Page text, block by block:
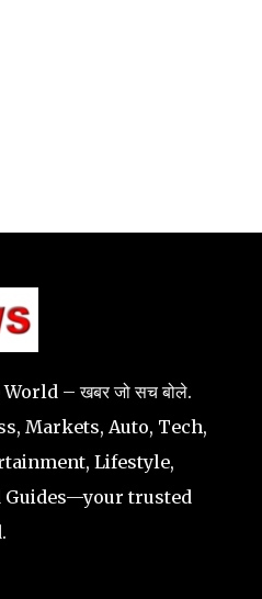
– खबर जो सच बोले.
Markets, Auto, Tech,
Lifestyle,
Guides—your trusted